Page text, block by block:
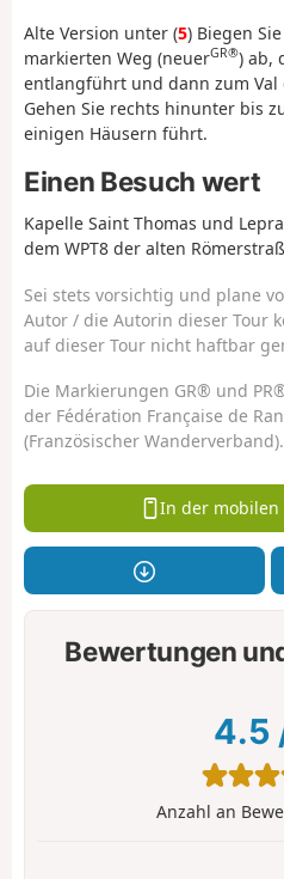
Alte Version unter (5) Biegen
markierten Weg (neuerGR®) ab,
entlangführt und dann zum
Gehen Sie rechts hinunter bis
einigen Häusern führt.
Einen Besuch wert
Kapelle Saint Thomas und
dem WPT8 der alten
Sei stets vorsichtig und plane
Autor / die Autorin dieser Tour
auf dieser Tour nicht haftbar
Die Markierungen GR® und
der Fédération Française de
(Französischer Wanderverband).
In der mobilen
Bewertungen
4.5
Anzahl an